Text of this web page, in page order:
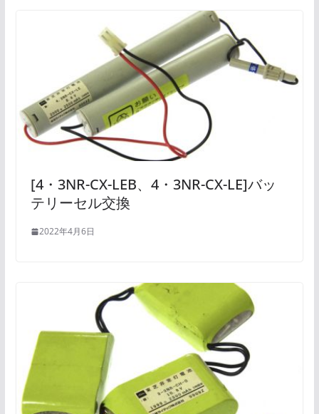
[4・3NR-CX-LEB、4・3NR-CX-LE]バッ
テリーセル交換
2022年4月6日